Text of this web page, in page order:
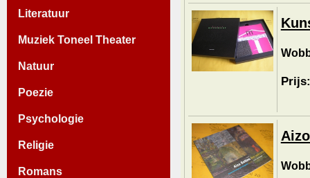
Literatuur
Muziek Toneel Theater
Natuur
Poezie
Psychologie
Religie
Romans